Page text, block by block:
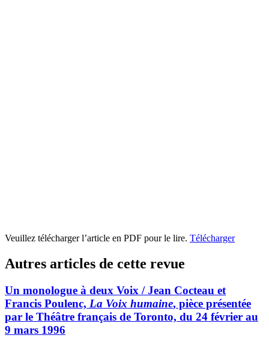
Veuillez télécharger l’article en PDF pour le lire. Télécharger
Autres articles de cette revue
Un monologue à deux Voix / Jean Cocteau et
Francis Poulenc, La Voix humaine, pièce présentée
par le Théâtre français de Toronto, du 24 février au
9 mars 1996